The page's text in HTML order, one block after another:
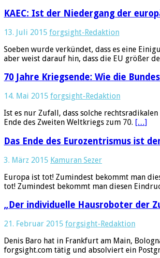
KAEC: Ist der Niedergang der
13. Juli 2015 forgsight-Redaktion
Soeben wurde verkündet, dass es eine
aber weist darauf hin, dass die EU größer
70 Jahre Kriegsende: Wie die
14. Mai 2015 forgsight-Redaktion
Ist es nur Zufall, dass solche
Ende des Zweiten Weltkriegs zum 70. […]
Das Ende des Eurozentrismus ist
3. März 2015 Kamuran Sezer
Europa ist tot! Zumindest bekommt man
tot! Zumindest bekommt man diesen
„Der individuelle Hausroboter der
21. Februar 2015 forgsight-Redaktion
Denis Baro hat in Frankfurt am Main,
forgsight.com tätig und absolviert ein